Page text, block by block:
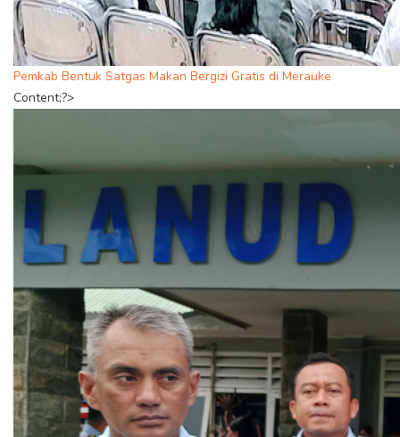
Pemkab Bentuk Satgas Makan Bergizi Gratis di Merauke
Content;?>